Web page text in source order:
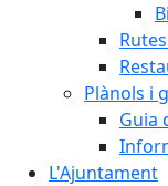
Plànols i
Guia
L'Ajuntament